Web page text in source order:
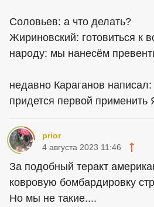
Соловьев: а что делать?
Жириновский: готовиться к
народу: мы нанесём
недавно Караганов написал:
придется первой применить
prior
4 августа 2023 11:46
За подобный теракт
ковровую бомбардировку
Но мы не такие....